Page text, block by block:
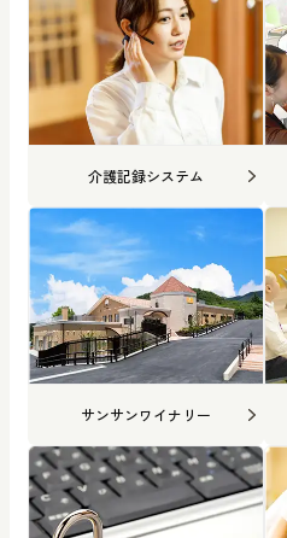
介護記録システム
サンサンワイナリー